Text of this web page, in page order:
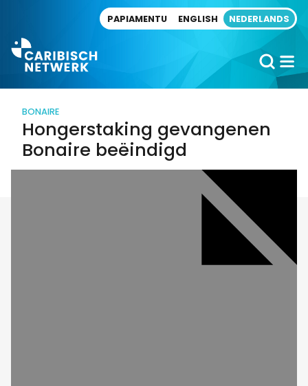
PAPIAMENTU ENGLISH NEDERLANDS
BONAIRE
Hongerstaking gevangenen
Bonaire beëindigd